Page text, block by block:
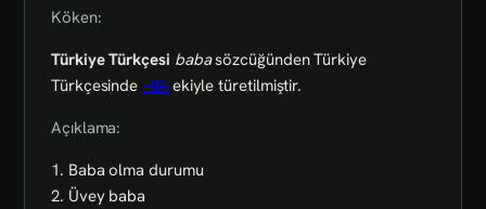
Köken:
Türkiye Türkçesi babasözcüğünden Türkiye
Türkçesinde+lIkekiyle türetilmiştir.
Açıklama:
1. Baba olma durumu
2. Üvey baba